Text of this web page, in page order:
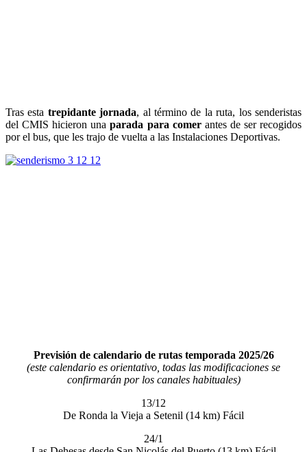
Tras esta trepidante jornada, al término de la ruta, los senderistas
del CMIS hicieron unaparada para comerantes de ser recogidos
por el bus, que les trajo de vuelta a las Instalaciones Deportivas.
Previsión de calendario de rutas temporada 2025/26
(este calendario es orientativo, todas las modificaciones se
confirmarán por los canales habituales)
13/12
De Ronda la Vieja a Setenil (14 km) Fácil
24/1